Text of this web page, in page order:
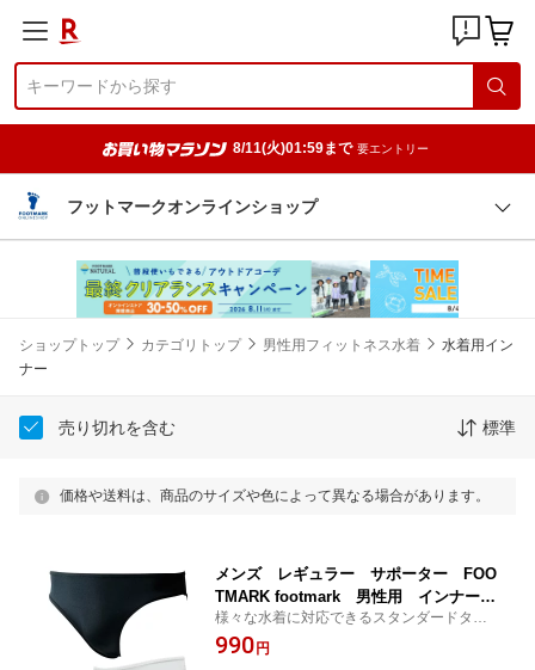
8/11(火)01:59まで 要エントリー
フットマークオンラインショップ
ショップトップ カテゴリトップ 男性用フィットネス水着
水着用イン
ナー
売り切れを含む 標準
価格や送料は、商品のサイズや色によって異なる場合があります。
メンズ レギュラー サポーター FOO
TMARK footmark 男性用 インナー
水着 水泳 235104 フットマーク
様々な水着に対応できるスタンダードタイ
プ
990 円